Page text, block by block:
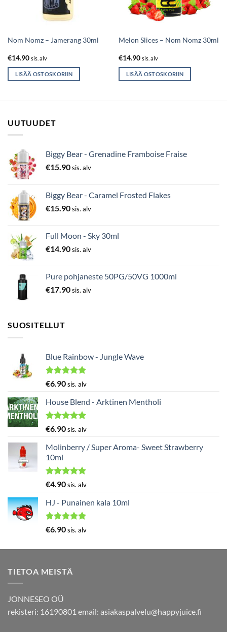
Nom Nomz – Jamerang 30ml
€14.90 sis. alv
LISÄÄ OSTOSKORIIN
Melon Slices – Nom Nomz 30ml
€14.90 sis. alv
LISÄÄ OSTOSKORIIN
UUTUUDET
Biggy Bear - Grenadine Framboise Fraise
€15.90sis. alv
Biggy Bear - Caramel Frosted Flakes
€15.90sis. alv
Full Moon - Sky 30ml
€14.90sis. alv
Pure pohjaneste 50PG/50VG 1000ml
€17.90sis. alv
SUOSITELLUT
Blue Rainbow - Jungle Wave
Arvostelu
5.00
/ 5
€6.90sis. alv
House Blend - Arktinen Mentholi
Arvostelu
5.00/ 5
€6.90sis. alv
Molinberry / Super Aroma- Sweet Strawberry
10ml
Arvostelu
5.00
/ 5
€4.90sis. alv
HJ - Punainen kala 10ml
Arvostelu
€6.90sis. alv
TIETOA MEISTÄ
JONNESEO OÜ
rekisteri: 16190801 email: asiakaspalvelu@happyjuice.fi